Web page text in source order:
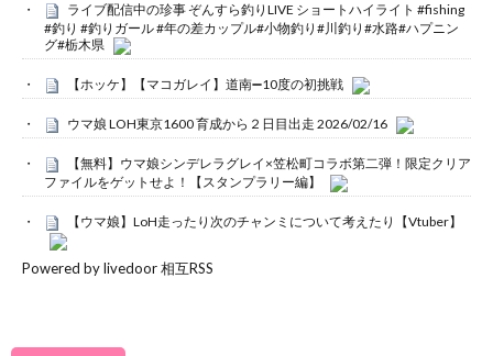
ライブ配信中の珍事 ぞんすら釣りLIVE ショートハイライト #fishing
#釣り #釣りガール #年の差カップル#小物釣り#川釣り#水路#ハプニン
グ#栃木県
【ホッケ】【マコガレイ】道南➖10度の初挑戦
ウマ娘 LOH東京1600 育成から２日目出走 2026/02/16
【無料】ウマ娘シンデレラグレイ×笠松町コラボ第二弾！限定クリア
ファイルをゲットせよ！【スタンプラリー編】
【ウマ娘】LoH走ったり次のチャンミについて考えたり【Vtuber】
Powered by livedoor 相互RSS